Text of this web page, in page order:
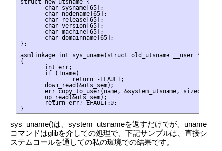
struct new_utsname {
       char sysname[65];
       char nodename[65];
       char release[65];
       char version[65];
       char machine[65];
       char domainname[65];
};
asmlinkage int sys_uname(struct old_utsname __user * name)
{
       int err;
       if (!name)
               return -EFAULT;
       down_read(&uts_sem);
err=copy_to_user(name, &system_utsname, sizeof
       up_read(&uts_sem);
       return err?-EFAULT:0;
sys_uname()は、system_utsnameを返すだけでが、uname
コマンドはglibを介しての処理で、下記サンプルは、直接シ
ステムコールを通しての私の環境での結果です。